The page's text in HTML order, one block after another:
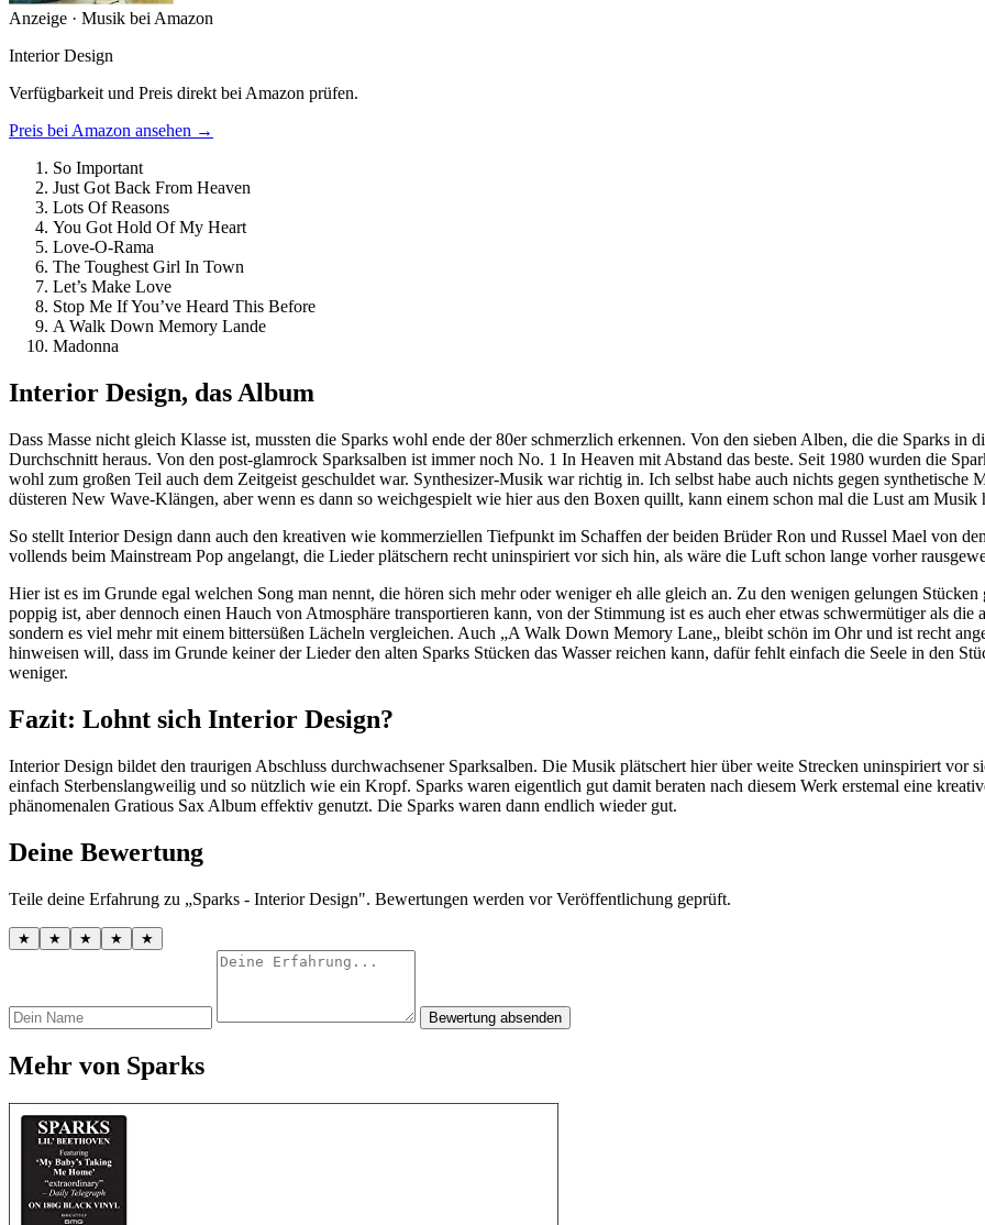
Anzeige · Musik bei Amazon
Interior Design
Verfügbarkeit und Preis direkt bei Amazon prüfen.
Preis bei Amazon ansehen →
So Important
Just Got Back From Heaven
Lots Of Reasons
You Got Hold Of My Heart
Love-O-Rama
The Toughest Girl In Town
Let’s Make Love
Stop Me If You’ve Heard This Before
A Walk Down Memory Lande
Madonna
Interior Design, das Album
Dass Masse nicht gleich Klasse ist, mussten die Sparks wohl ende der 80er schmerzlich erkennen. Von den sieben Alben, die die Sparks in
Durchschnitt heraus. Von den post-glamrock Sparksalben ist immer noch No. 1 In Heaven mit Abstand das beste. Seit 1980 wurden die
wohl zum großen Teil auch dem Zeitgeist geschuldet war. Synthesizer-Musik war richtig in. Ich selbst habe auch nichts gegen
düsteren New Wave-Klängen, aber wenn es dann so weichgespielt wie hier aus den Boxen quillt, kann einem schon mal die Lust am Musik
So stellt Interior Design dann auch den kreativen wie kommerziellen Tiefpunkt im Schaffen der beiden Brüder Ron und Russel Mael von
vollends beim Mainstream Pop angelangt, die Lieder plätschern recht uninspiriert vor sich hin, als wäre die Luft schon lange vorher
Hier ist es im Grunde egal welchen Song man nennt, die hören sich mehr oder weniger eh alle gleich an. Zu den wenigen gelungen
poppig ist, aber dennoch einen Hauch von Atmosphäre transportieren kann, von der Stimmung ist es auch eher etwas schwermütiger als
sondern es viel mehr mit einem bittersüßen Lächeln vergleichen. Auch „A Walk Down Memory Lane„ bleibt schön im Ohr und ist recht
hinweisen will, dass im Grunde keiner der Lieder den alten Sparks Stücken das Wasser reichen kann, dafür fehlt einfach die Seele in den
weniger.
Fazit: Lohnt sich Interior Design?
Interior Design bildet den traurigen Abschluss durchwachsener Sparksalben. Die Musik plätschert hier über weite Strecken uninspiriert vor
einfach Sterbenslangweilig und so nützlich wie ein Kropf. Sparks waren eigentlich gut damit beraten nach diesem Werk erstemal eine
phänomenalen Gratious Sax Album effektiv genutzt. Die Sparks waren dann endlich wieder gut.
Deine Bewertung
Teile deine Erfahrung zu „Sparks - Interior Design". Bewertungen werden vor Veröffentlichung geprüft.
★ ★ ★ ★ ★
Bewertung absenden
Mehr von Sparks